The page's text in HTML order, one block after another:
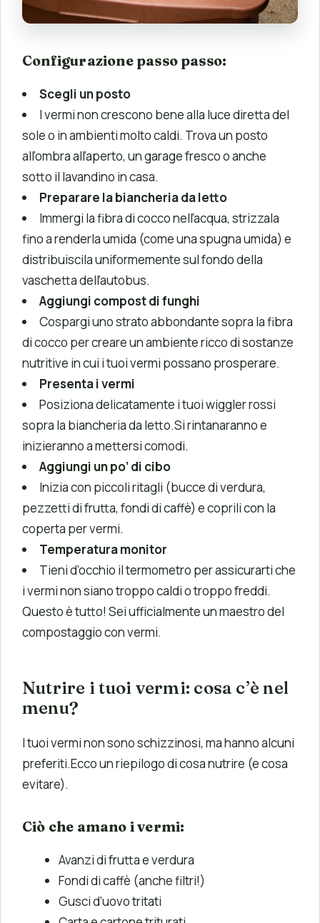
Configurazione passo passo:
Scegli un posto
I vermi non crescono bene alla luce diretta del
sole o in ambienti molto caldi. Trova un posto
all’ombra all’aperto, un garage fresco o anche
sotto il lavandino in casa.
Preparare la biancheria da letto
Immergi la fibra di cocco nell’acqua, strizzala
fino a renderla umida (come una spugna umida) e
distribuiscila uniformemente sul fondo della
vaschetta dell’autobus.
Aggiungi compost di funghi
Cospargi uno strato abbondante sopra la fibra
di cocco per creare un ambiente ricco di sostanze
nutritive in cui i tuoi vermi possano prosperare.
Presenta i vermi
Posiziona delicatamente i tuoi wiggler rossi
sopra la biancheria da letto.Si rintanaranno e
inizieranno a mettersi comodi.
Aggiungi un po’ di cibo
Inizia con piccoli ritagli (bucce di verdura,
pezzetti di frutta, fondi di caffè) e coprili con la
coperta per vermi.
Temperatura monitor
Tieni d’occhio il termometro per assicurarti che
i vermi non siano troppo caldi o troppo freddi.
Questo è tutto! Sei ufficialmente un maestro del
compostaggio con vermi.
Nutrire i tuoi vermi: cosa c’è nel
menu?
I tuoi vermi non sono schizzinosi, ma hanno alcuni
preferiti.Ecco un riepilogo di cosa nutrire (e cosa
evitare).
Ciò che amano i vermi:
Avanzi di frutta e verdura
Fondi di caffè (anche filtri!)
Gusci d’uovo tritati